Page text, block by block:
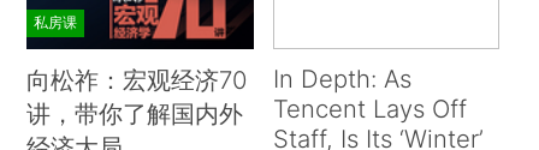
私房课
向松祚：宏观经济70
讲，带你了解国内外
In Depth: As
Tencent Lays Off
Staff, Is Its ‘Winter’